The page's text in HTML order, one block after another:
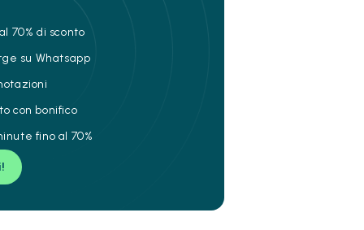
70% di sconto
su Whatsapp
con bonifico
fino al 70%